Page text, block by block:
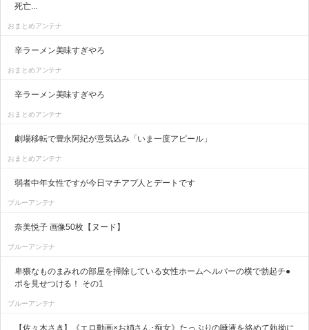
死亡...
おまとめアンテナ
辛ラーメン美味すぎやろ
おまとめアンテナ
辛ラーメン美味すぎやろ
おまとめアンテナ
劇場移転で豊永阿紀が意気込み「いま一度アピール」
おまとめアンテナ
弱者中年女性ですが今日マチアプ人とデートです
ブルーアンテナ
奈美悦子 画像50枚【ヌード】
ブルーアンテナ
卑猥なものまみれの部屋を掃除している女性ホームヘルパーの横で勃起チ●
ポを見せつける！ その1
ブルーアンテナ